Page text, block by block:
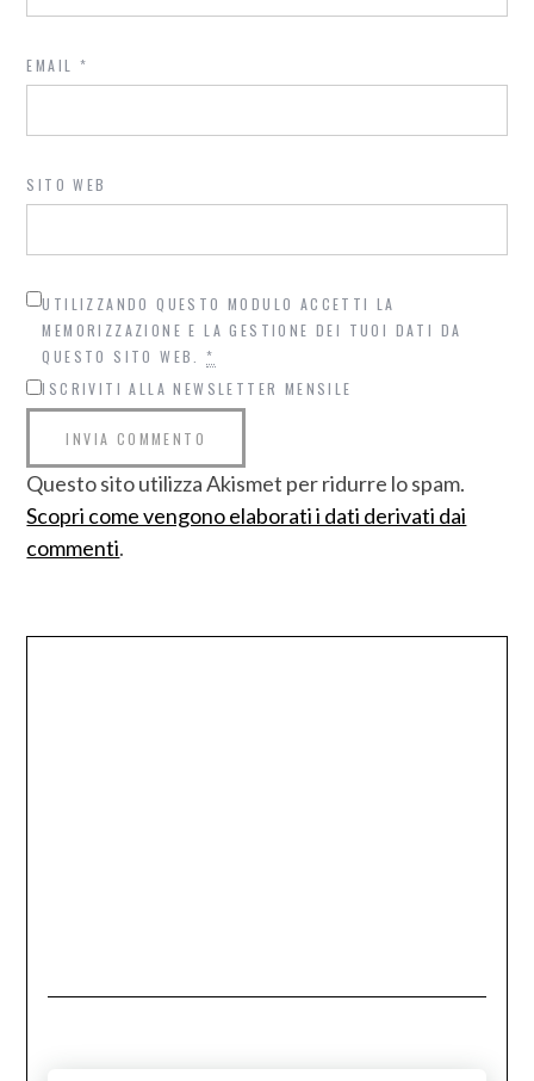
EMAIL *
SITO WEB
UTILIZZANDO QUESTO MODULO ACCETTI LA
MEMORIZZAZIONE E LA GESTIONE DEI TUOI DATI DA
QUESTO SITO WEB.*
ISCRIVITI ALLA NEWSLETTER MENSILE
Questo sito utilizza Akismet per ridurre lo spam.
Scopri come vengono elaborati i dati derivati dai
commenti.